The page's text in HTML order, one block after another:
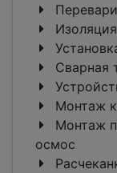
Сварная
Монтаж
Монтаж
осмос